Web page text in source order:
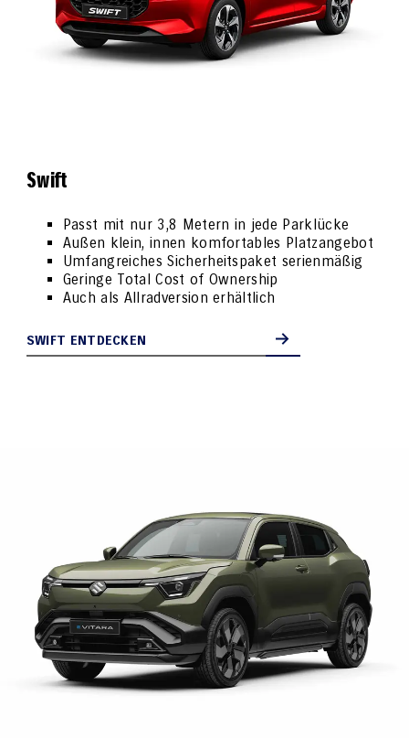
Swift
Passt mit nur 3,8 Metern in jede Parklücke
Außen klein, innen komfortables Platzangebot
Umfangreiches Sicherheitspaket serienmäßig
Geringe Total Cost of Ownership
Auch als Allradversion erhältlich
SWIFT ENTDECKEN